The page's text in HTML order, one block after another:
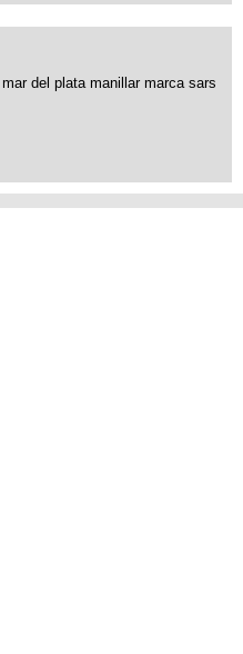
del plata manillar marca sars